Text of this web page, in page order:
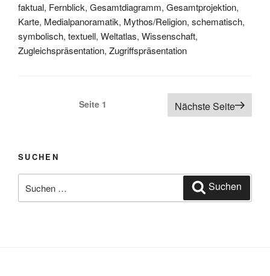
faktual, Fernblick, Gesamtdiagramm, Gesamtprojektion,
Karte, Medialpanoramatik, Mythos/Religion, schematisch,
symbolisch, textuell, Weltatlas, Wissenschaft,
Zugleichspräsentation, Zugriffspräsentation
Seitennummerierung
Seite 1 Nächste Seite
SUCHEN
nach:
Suchen